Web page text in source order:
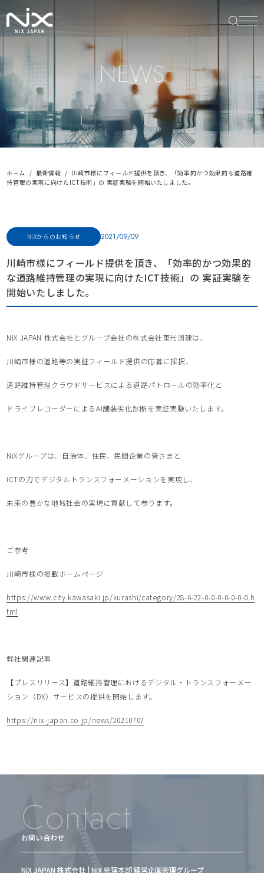
NEWS
ホーム 最新情報
川崎市様にフィールド提供を頂き、「効率的かつ効果的な道路維
持管理の実現に向けたICT技術」の 実証実験を開始いたしました。
NiXからのお知らせ 2021/09/09
川崎市様にフィールド提供を頂き、「効率的かつ効果的
な道路維持管理の実現に向けたICT技術」の 実証実験を
開始いたしました。
NiX JAPAN 株式会社とグループ会社の株式会社東光測建は、
川崎市様の道路等の実証フィールド提供の応募に採択、
道路維持管理クラウドサービスによる道路パトロールの効率化と
ドライブレコーダーによるAI舗装劣化診断を実証実験いたします。
NiXグループは、自治体、住民、民間企業の皆さまと
ICTの力でデジタルトランスフォーメーションを実現し、
未来の豊かな地域社会の実現に貢献して参ります。
ご参考
川崎市様の掲載ホームページ
https://www.city.kawasaki.jp/kurashi/category/28-6-22-0-0-0-0-0-0-0.h
tml
弊社関連記事
【プレスリリース】道路維持管理におけるデジタル・トランスフォーメー
ション（DX）サービスの提供を開始します。
https://nix-japan.co.jp/news/20210707
Contact
お問い合わせ
NiX JAPAN 株式会社 | NiX 管理本部 経営企画管理グループ